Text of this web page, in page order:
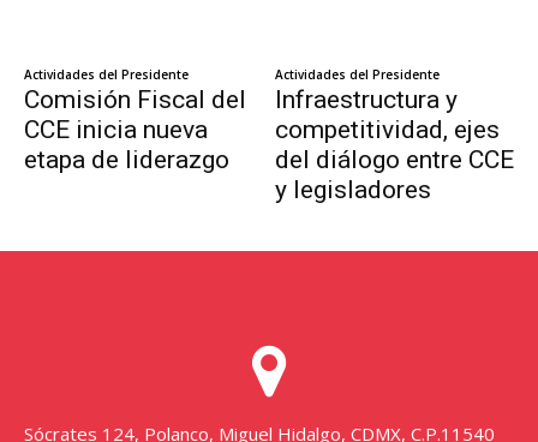
Sócrates 124, Polanco, Miguel Hidalgo, CDMX, C.P.11540